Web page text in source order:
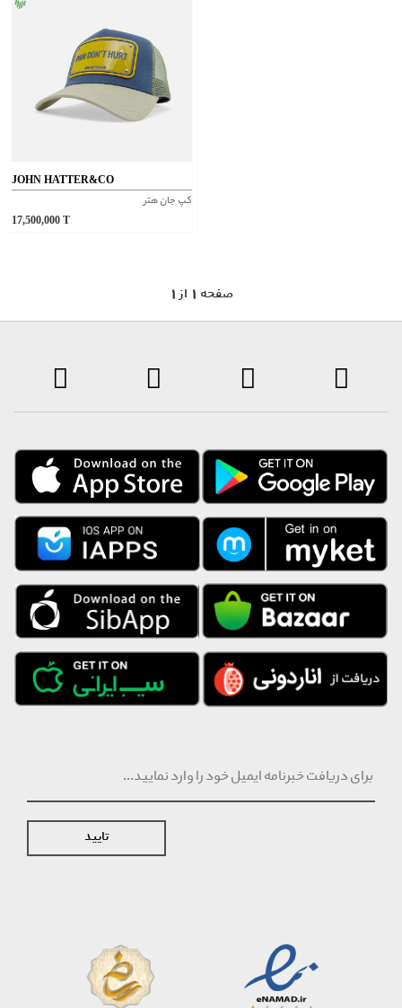
JOHN HATTER&CO
کپ جان هتر
17,500,000
1 صفحه 1 از
تایید